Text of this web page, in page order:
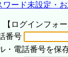
ワード未設定・
【ログインフォー
番号
・電話番号を保